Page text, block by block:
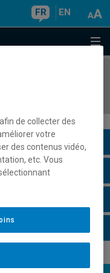
FR EN
de collecter des
votre
des contenus vidéo,
etc. Vous